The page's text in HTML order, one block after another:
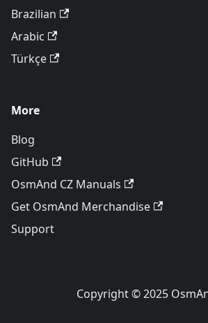
Brazilian
Arabic
Türkçe
More
Blog
GitHub
OsmAnd CZ Manuals
Get OsmAnd Merchandise
Support
Copyright © 2025